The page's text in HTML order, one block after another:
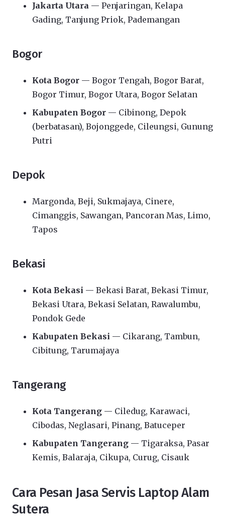
Jakarta Utara — Penjaringan, Kelapa
Gading, Tanjung Priok, Pademangan
Bogor
Kota Bogor — Bogor Tengah, Bogor Barat,
Bogor Timur, Bogor Utara, Bogor Selatan
Kabupaten Bogor — Cibinong, Depok
(berbatasan), Bojonggede, Cileungsi, Gunung
Putri
Depok
Margonda, Beji, Sukmajaya, Cinere,
Cimanggis, Sawangan, Pancoran Mas, Limo,
Tapos
Bekasi
Kota Bekasi — Bekasi Barat, Bekasi Timur,
Bekasi Utara, Bekasi Selatan, Rawalumbu,
Pondok Gede
Kabupaten Bekasi — Cikarang, Tambun,
Cibitung, Tarumajaya
Tangerang
Kota Tangerang — Ciledug, Karawaci,
Cibodas, Neglasari, Pinang, Batuceper
Kabupaten Tangerang — Tigaraksa, Pasar
Kemis, Balaraja, Cikupa, Curug, Cisauk
Cara Pesan Jasa Servis Laptop Alam
Sutera